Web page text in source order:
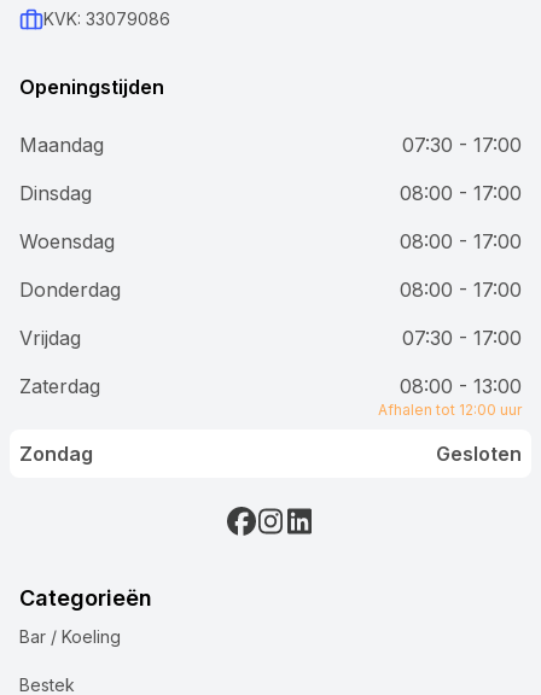
KVK: 33079086
Openingstijden
Maandag
07:30 - 17:00
Dinsdag
08:00 - 17:00
Woensdag
08:00 - 17:00
Donderdag
08:00 - 17:00
Vrijdag
07:30 - 17:00
Zaterdag
08:00 - 13:00
Afhalen tot 12:00 uur
Zondag Gesloten
Categorieën
Bar / Koeling
Bestek